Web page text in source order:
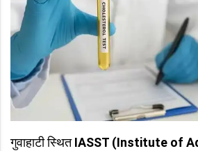
गुवाहाटी स्थितIASST (Institute of